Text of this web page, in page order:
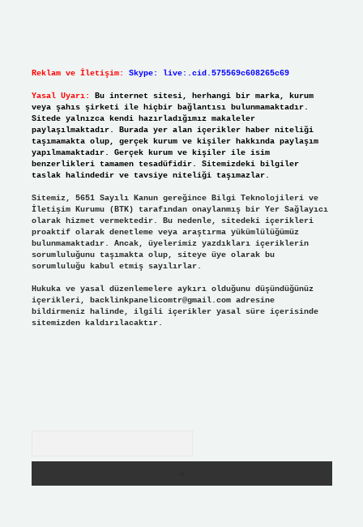
Reklam ve İletişim: Skype: live:.cid.575569c608265c69
Yasal Uyarı:
Bu internet sitesi, herhangi bir marka, kurum
veya şahıs şirketi ile hiçbir bağlantısı bulunmamaktadır.
Sitede yalnızca kendi hazırladığımız makaleler
paylaşılmaktadır. Burada yer alan içerikler haber niteliği
taşımamakta olup, gerçek kurum ve kişiler hakkında paylaşım
yapılmamaktadır. Gerçek kurum ve kişiler ile isim
benzerlikleri tamamen tesadüfidir. Sitemizdeki bilgiler
taslak halindedir ve tavsiye niteliği taşımazlar.
Sitemiz, 5651 Sayılı Kanun gereğince Bilgi Teknolojileri ve
İletişim Kurumu (BTK) tarafından onaylanmış bir Yer Sağlayıcı
olarak hizmet vermektedir. Bu nedenle, sitedeki içerikleri
proaktif olarak denetleme veya araştırma yükümlülüğümüz
bulunmamaktadır. Ancak, üyelerimiz yazdıkları içeriklerin
sorumluluğunu taşımakta olup, siteye üye olarak bu
sorumluluğu kabul etmiş sayılırlar.
Hukuka ve yasal düzenlemelere aykırı olduğunu düşündüğünüz
içerikleri, backlinkpanelicomtr@gmail.comadresine
bildirmeniz halinde, ilgili içerikler yasal süre içerisinde
sitemizden kaldırılacaktır.